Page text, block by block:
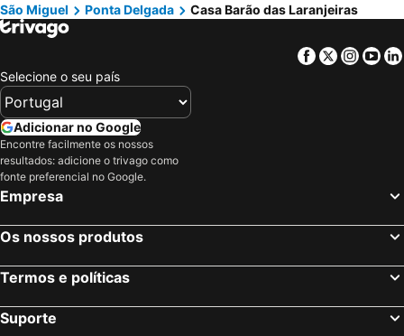
São Miguel
Ponta Delgada Casa Barão das Laranjeiras
Facebook
Twitter
Selecione o seu país
Adicionar no Google
Encontre facilmente os nossos
resultados: adicione o trivago como
fonte preferencial no Google.
Empresa
Os nossos produtos
Termos e políticas
Suporte